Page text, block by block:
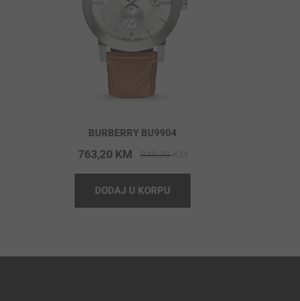
BURBERRY BU9904
848,00KM
price
848,00 KM.
763,20 KM
price
763,20 KM.
DODAJ U KORPU